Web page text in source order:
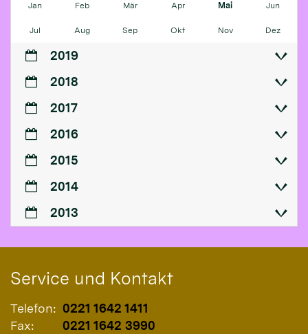
Jan Feb Mär Apr Mai Jun
Jul Aug Sep Okt Nov Dez
2019
2018
2017
2016
2015
2014
2013
Service und Kontakt
Telefon: 0221 1642 1411
Fax:
0221 1642 3990